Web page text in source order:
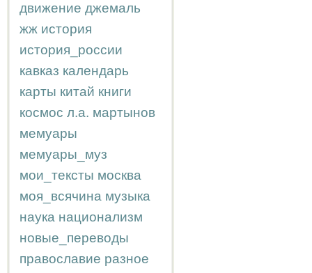
движение джемаль
жж история
история_россии
кавказ календарь
карты китай книги
космос л.а. мартынов
мемуары
мемуары_муз
мои_тексты москва
моя_всячина музыка
наука национализм
новые_переводы
православие разное